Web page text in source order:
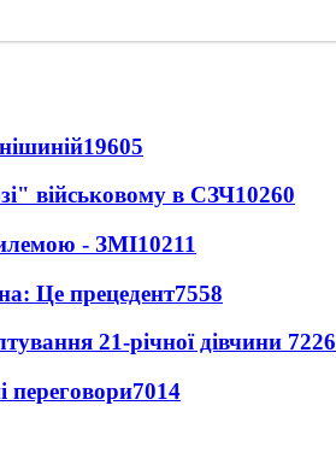
19605
військовому в СЗЧ10260
- ЗМІ10211
Це прецедент7558
21-річної дівчини 7226
переговори7014